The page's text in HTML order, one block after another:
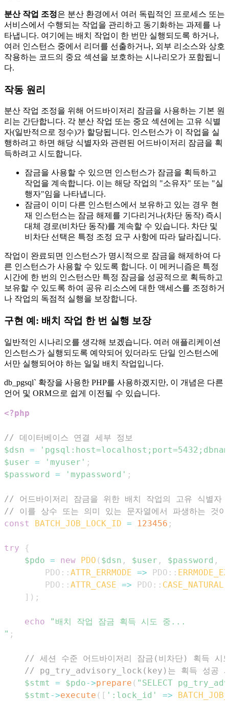
분산 작업 조정은 분산 환경에서 여러 독립적인 프로세스 또는
서비스에서 수행되는 작업을 관리하고 동기화하는 과제를 나
타냅니다. 여기에는 배치 작업이 한 번만 실행되도록 하거나,
여러 인스턴스 중에서 리더를 선출하거나, 외부 리소스와 상호
작용하는 코드의 중요 섹션을 보호하는 시나리오가 포함됩니
다.
작동 원리
분산 작업 조정을 위해 어드바이저리 잠금을 사용하는 기본 원
리는 간단합니다. 각 분산 작업 또는 중요 섹션에는 고유 식별
자(일반적으로 정수)가 할당됩니다. 인스턴스가 이 작업을 실
행하려고 하면 해당 식별자와 관련된 어드바이저리 잠금을 획
득하려고 시도합니다.
잠금을 사용할 수 있으면 인스턴스가 잠금을 획득하고
작업을 계속합니다. 이는 해당 작업의 "소유자" 또는 "실
행자"임을 나타냅니다.
잠금이 이미 다른 인스턴스에서 보유하고 있는 경우 현
재 인스턴스는 잠금 해제를 기다리거나(차단 동작) 즉시
대체 경로(비차단 동작)를 계속할 수 있습니다. 차단 및
비차단 선택은 특정 조정 요구 사항에 따라 달라집니다.
작업이 완료되면 인스턴스가 명시적으로 잠금을 해제하여 다
른 인스턴스가 사용할 수 있도록 합니다. 이 메커니즘은 특정
시간에 한 번의 인스턴스만 특정 잠금을 성공적으로 획득하고
보유할 수 있도록 하여 공유 리소스에 대한 액세스를 조정하거
나 작업의 독점적 실행을 보장합니다.
구현 예: 배치 작업 한 번 실행 보장
일반적인 시나리오를 생각해 보겠습니다. 여러 애플리케이션
인스턴스가 실행되도록 예약되어 있더라도 단일 인스턴스에
서만 실행되어야 하는 일일 배치 작업입니다.
db_pgsql` 확장을 사용한 PHP를 사용하겠지만, 이 개념은 다른
언어 및 ORM으로 쉽게 이전될 수 있습니다.
<?php
// 데이터베이스 연결 세부 정보
$dsn =
$user = 'myuser' ;
$password
= 'mypassword' ;
// 어드바이저리 잠금을 위한 배치 작업의 고유 식별자
// 이를 상수 또는 의미 있는 문자열에서 파생하는 것
const
BATCH_JOB_LOCK_ID = 123456 ;
try
{
$pdo = new PDO ( $dsn , $user , $password ,
PDO :: ATTR_ERRMODE => PDO ::
PDO :: ATTR_CASE => PDO :: CASE_NATURAL
] ) ;
echo
" ;
// 세션 수준 어드바이저리 잠금(비차단) 획득 시
// pg_try_advisory_lock(key)는 획득 성공
$stmt
= $pdo->prepare ( "SELECT
$stmt ->execute ( [ ':lock_id' =>